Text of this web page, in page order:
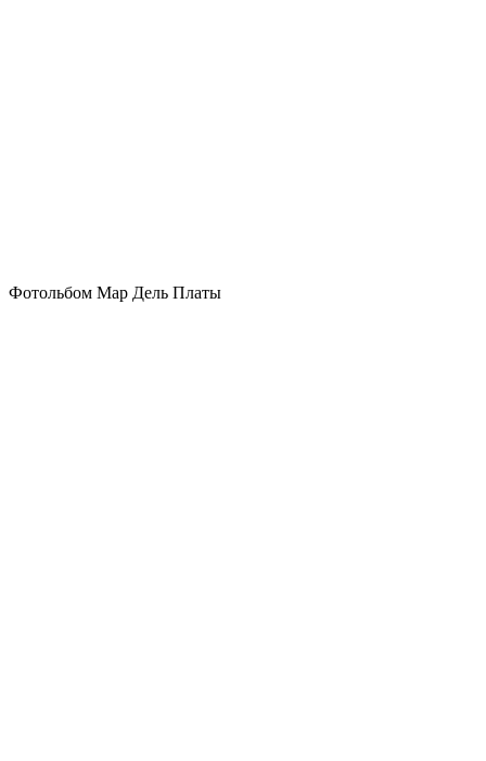
Фотольбом Мар Дель Платы